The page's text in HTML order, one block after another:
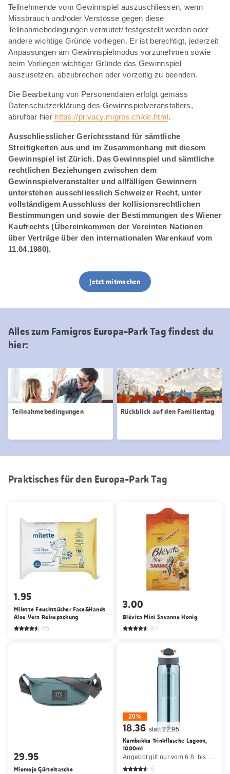
Teilnehmende vom Gewinnspiel auszuschliessen, wenn
Missbrauch und/oder Verstösse gegen diese
Teilnahmebedingungen vermutet/ festgestellt werden oder
andere wichtige Gründe vorliegen. Er ist berechtigt, jederzeit
Anpassungen am Gewinnspielmodus vorzunehmen sowie
beim Vorliegen wichtiger Gründe das Gewinnspiel
auszusetzen, abzubrechen oder vorzeitig zu beenden.
Die Bearbeitung von Personendaten erfolgt gemäss
Datenschutzerklärung des Gewinnspielveranstalters,
abrufbar hier https://privacy.migros.ch/de.html.
Ausschliesslicher Gerichtsstand für sämtliche
Streitigkeiten aus und im Zusammenhang mit diesem
Gewinnspiel ist Zürich. Das Gewinnspiel und sämtliche
rechtlichen Beziehungen zwischen dem
Gewinnspielveranstalter und allfälligen Gewinnern
unterstehen ausschliesslich Schweizer Recht, unter
vollständigem Ausschluss der kollisionsrechtlichen
Bestimmungen und sowie der Bestimmungen des Wiener
Kaufrechts (Übereinkommen der Vereinten Nationen
über Verträge über den internationalen Warenkauf vom
11.04.1980).
Jetzt mitmachen
Alles zum Famigros Europa-Park Tag findest du
hier:
Teilnahmebedingungen Rückblick auf den Familientag
Praktisches für den Europa-Park Tag
1.95
Milette Feuchttücher Face&Hands
Aloe Vera Reisepackung
65
3.00
Blévita Mini Savanne Honig
57
29.95
Miomojo Gürteltasche
20%
18.36 statt 22.95
Kambukka Trinkflasche Lagoon,
1000ml
Angebot gilt nur vom 6.8. bis 19.8.2026, solange Vorrat.
6